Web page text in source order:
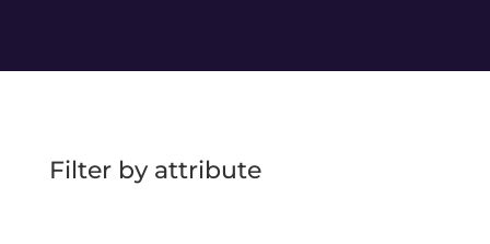
Filter by attribute